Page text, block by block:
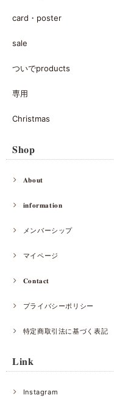
card・poster
sale
ついでproducts
専用
Christmas
𝐒𝐡𝐨𝐩
𝐀𝐛𝐨𝐮𝐭
𝐢𝐧𝐟𝐨𝐫𝐦𝐚𝐭𝐢𝐨𝐧
メンバーシップ
マイページ
𝐂𝐨𝐧𝐭𝐚𝐜𝐭
プライバシーポリシー
特定商取引法に基づく表記
𝐋𝐢𝐧𝐤
Instagram